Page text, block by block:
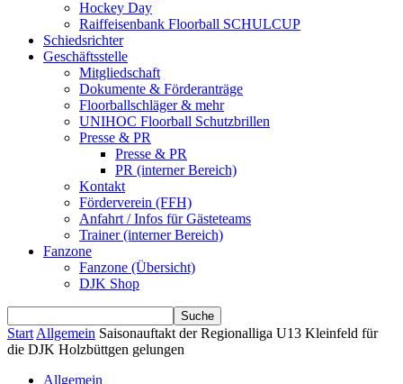
Hockey Day
Raiffeisenbank Floorball SCHULCUP
Schiedsrichter
Geschäftsstelle
Mitgliedschaft
Dokumente & Förderanträge
Floorballschläger & mehr
UNIHOC Floorball Schutzbrillen
Presse & PR
Presse & PR
PR (interner Bereich)
Kontakt
Förderverein (FFH)
Anfahrt / Infos für Gästeteams
Trainer (interner Bereich)
Fanzone
Fanzone (Übersicht)
DJK Shop
Start Allgemein Saisonauftakt der Regionalliga U13 Kleinfeld für
die DJK Holzbüttgen gelungen
Allgemein